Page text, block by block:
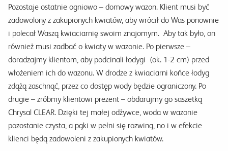
Pozostaje ostatnie ogniowo – domowy wazon. Klient musi być
zadowolony z zakupionych kwiatów, aby wrócił do Was ponownie
i polecał Waszą kwiaciarnię swoim znajomym. Aby tak było, on
również musi zadbać o kwiaty w wazonie. Po pierwsze –
doradzajmy klientom, aby podcinali łodygi (ok. 1-2 cm) przed
włożeniem ich do wazonu. W drodze z kwiaciarni końce łodyg
zdążą zaschnąć, przez co dostęp wody będzie ograniczony. Po
drugie – zróbmy klientowi prezent – obdarujmy go saszetką
Chrysal CLEAR. Dzięki tej małej odżywce, woda w wazonie
pozostanie czysta, a pąki w pełni się rozwiną, no i w efekcie
klienci będą zadowoleni z zakupionych kwiatów.